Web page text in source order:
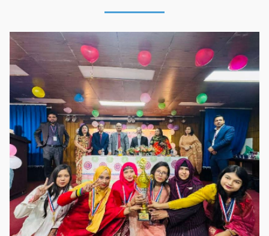
গৌরবের মুহূর্ত
গৌরবের মুহূর্ত